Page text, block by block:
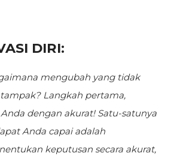
DIRI:
mengubah yang tidak
Langkah pertama,
dengan akurat! Satu-satunya
Anda capai adalah
keputusan secara akurat,